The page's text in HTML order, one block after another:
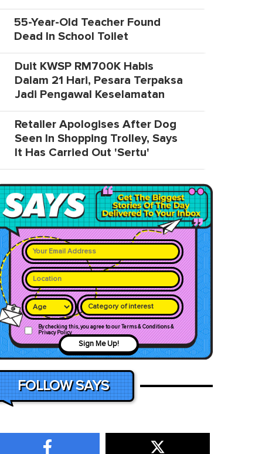
55-Year-Old Teacher Found
Dead In School Toilet
Duit KWSP RM700K Habis
Dalam 21 Hari, Pesara Terpaksa
Jadi Pengawal Keselamatan
Retailer Apologises After Dog
Seen In Shopping Trolley, Says
It Has Carried Out 'Sertu'
Category of interest
By checking this, you agree to our Terms & Conditions &
Privacy Policy
Sign Me Up!
FOLLOW SAYS